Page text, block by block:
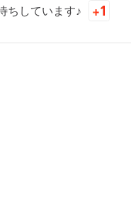
ちしています♪